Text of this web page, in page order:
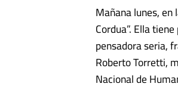
Mañana lunes, en
Cordua”. Ella
pensadora seria,
Roberto Torretti,
Nacional de